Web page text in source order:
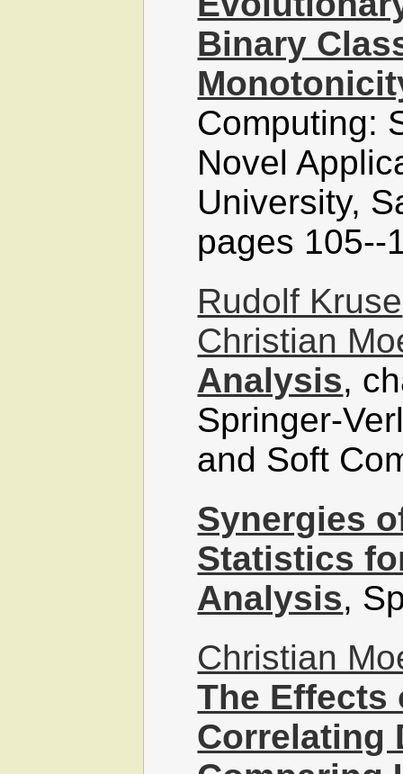
Binary
Computing:
Novel
University,
pages 105--
Rudolf Kruse
Christian
Analysis,
Springer-
and Soft
Synergies
Statistics
Analysis,
Christian
The Effects
Correlating